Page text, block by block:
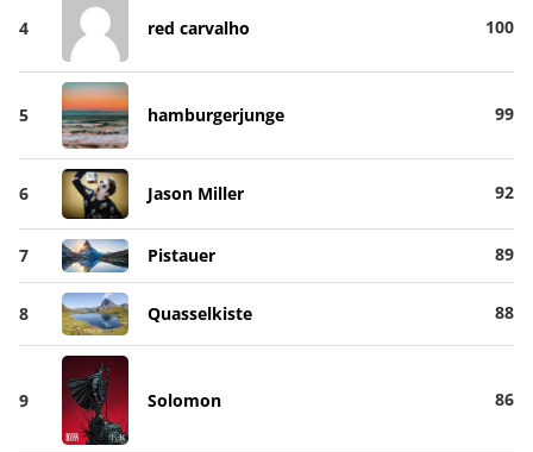
4 red carvalho 100
5 hamburgerjunge 99
6 Jason Miller 92
7 Pistauer 89
8 Quasselkiste 88
9 Solomon 86